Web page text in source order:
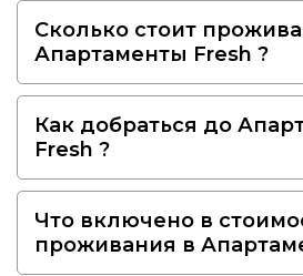
Сколько стоит
Апартаменты Fresh ?
Как добраться до
Fresh ?
Что включено в
проживания в